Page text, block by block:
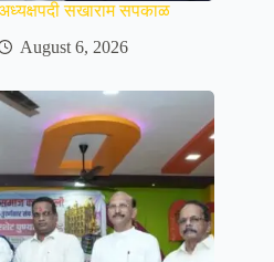
सखाराम सपकाळ
August 6, 2026